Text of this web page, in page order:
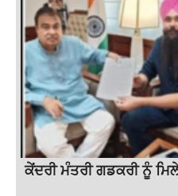
ਕੇਂਦਰੀ ਮੰਤਰੀ ਗਡਕਰੀ ਨੂੰ